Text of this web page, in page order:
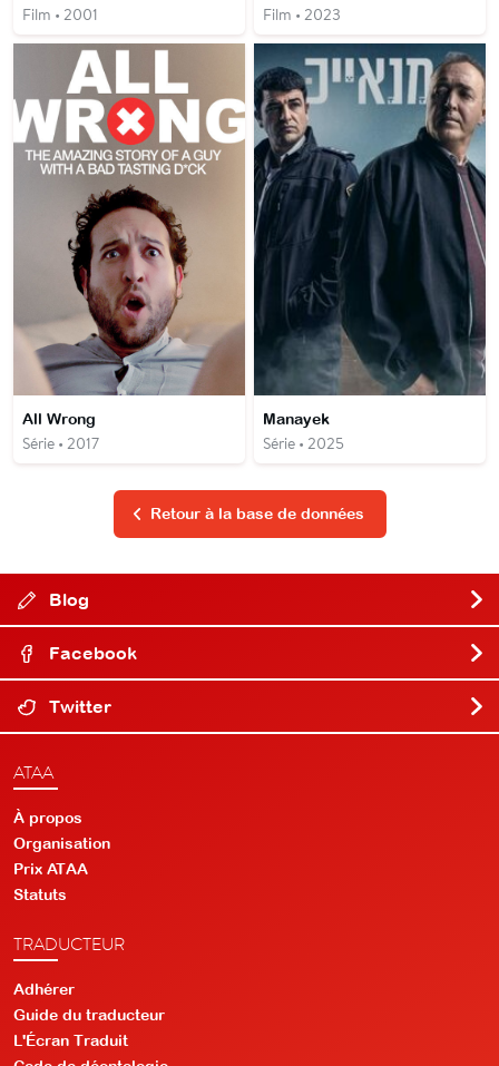
Film • 2001 Film • 2023
All Wrong
Série • 2017
Manayek
Série • 2025
Retour à la base de données
Blog
Facebook
Twitter
ATAA
À propos
Organisation
Prix ATAA
Statuts
TRADUCTEUR
Adhérer
Guide du traducteur
L'Écran Traduit